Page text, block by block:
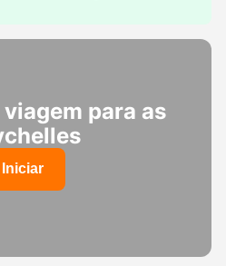
para as
Iniciar